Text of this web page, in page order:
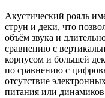
Акустический рояль
струн и деки, что
объём звука и
сравнению с
корпусом и большей
по сравнению с
отсутствие
питания или